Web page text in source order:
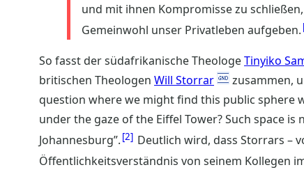
und mit ihnen Kompromisse zu
Gemeinwohl unser Privatleben aufgeben.
So fasst der südafrikanische TheologeTinyiko
britischen Theologen Will Storrar
zusammen,
question where we might find this public sphere
under the gaze of the Eiffel Tower? Such space
Johannesburg”. 2 Deutlich wird, dass Storrars –
Öffentlichkeitsverständnis von seinem Kollegen